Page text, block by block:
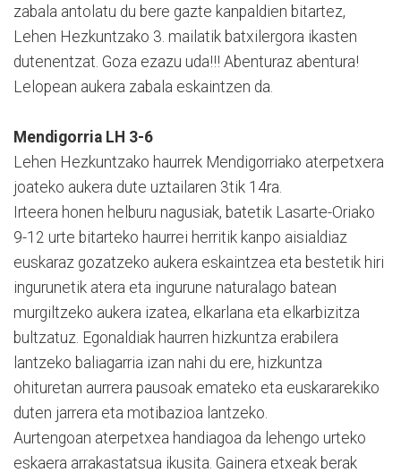
zabala antolatu du bere gazte kanpaldien bitartez,
Lehen Hezkuntzako 3. mailatik batxilergora ikasten
dutenentzat. Goza ezazu uda!!! Abenturaz abentura!
Lelopean aukera zabala eskaintzen da.
Mendigorria LH 3-6
Lehen Hezkuntzako haurrek Mendigorriako aterpetxera
joateko aukera dute uztailaren 3tik 14ra.
Irteera honen helburu nagusiak, batetik Lasarte-Oriako
9-12 urte bitarteko haurrei herritik kanpo aisialdiaz
euskaraz gozatzeko aukera eskaintzea eta bestetik hiri
ingurunetik atera eta ingurune naturalago batean
murgiltzeko aukera izatea, elkarlana eta elkarbizitza
bultzatuz. Egonaldiak haurren hizkuntza erabilera
lantzeko baliagarria izan nahi du ere, hizkuntza
ohituretan aurrera pausoak emateko eta euskararekiko
duten jarrera eta motibazioa lantzeko.
Aurtengoan aterpetxea handiagoa da lehengo urteko
eskaera arrakastatsua ikusita. Gainera etxeak berak